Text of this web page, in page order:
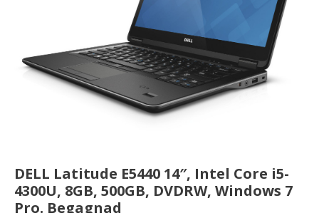
DELL Latitude E5440 14″, Intel Core i5-
4300U, 8GB, 500GB, DVDRW, Windows 7
Pro. Begagnad